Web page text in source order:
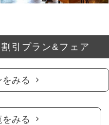
引プラン&フェア
みる
みる